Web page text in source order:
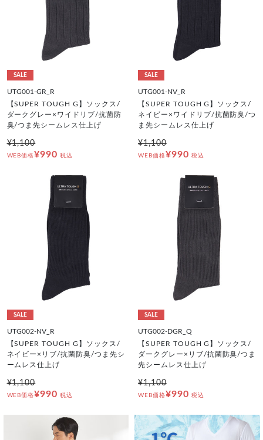
SALE
UTG001-GR_R
【SUPER TOUGH G】ソックス/
ダークグレー×ワイドリブ/抗菌防
臭/つま先シームレス仕上げ
¥1,100
WEB価格¥990 税込
SALE
UTG001-NV_R
【SUPER TOUGH G】ソックス/
ネイビー×ワイドリブ/抗菌防臭/つ
ま先シームレス仕上げ
¥1,100
WEB価格¥990 税込
SALE
UTG002-NV_R
【SUPER TOUGH G】ソックス/
ネイビー×リブ/抗菌防臭/つま先シ
ームレス仕上げ
¥1,100
WEB価格¥990 税込
SALE
UTG002-DGR_Q
【SUPER TOUGH G】ソックス/
ダークグレー×リブ/抗菌防臭/つま
先シームレス仕上げ
¥1,100
WEB価格¥990 税込